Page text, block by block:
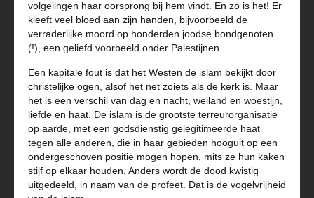
volgelingen haar oorsprong bij hem vindt. En zo is het! Er
kleeft veel bloed aan zijn handen, bijvoorbeeld de
verraderlijke moord op honderden joodse bondgenoten
(!), een geliefd voorbeeld onder Palestijnen.
Een kapitale fout is dat het Westen de islam bekijkt door
christelijke ogen, alsof het net zoiets als de kerk is. Maar
het is een verschil van dag en nacht, weiland en woestijn,
liefde en haat. De islam is de grootste terreurorganisatie
op aarde, met een godsdienstig gelegitimeerde haat
tegen alle anderen, die in haar gebieden hooguit op een
ondergeschoven positie mogen hopen, mits ze hun kaken
stijf op elkaar houden. Anders wordt de dood kwistig
uitgedeeld, in naam van de profeet. Dat is de vogelvrijheid